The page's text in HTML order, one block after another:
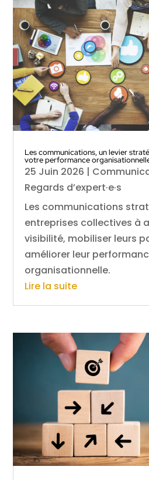
Les communications, un levier
votre performance
25 Juin 2026 |
Regards d’expert·e·s
Les communications
entreprises collectives à
visibilité, mobiliser leurs
améliorer leur
organisationnelle.
Lire la suite